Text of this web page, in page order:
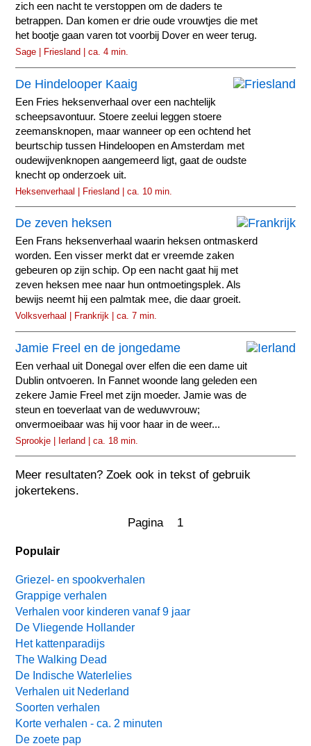
zich een nacht te verstoppen om de daders te
betrappen. Dan komen er drie oude vrouwtjes die met
het bootje gaan varen tot voorbij Dover en weer terug.
Sage | Friesland | ca. 4 min.
De Hindelooper Kaaig
Een Fries heksenverhaal over een nachtelijk
scheepsavontuur. Stoere zeelui leggen stoere
zeemansknopen, maar wanneer op een ochtend het
beurtschip tussen Hindeloopen en Amsterdam met
oudewijvenknopen aangemeerd ligt, gaat de oudste
knecht op onderzoek uit.
Heksenverhaal | Friesland | ca. 10 min.
De zeven heksen
Een Frans heksenverhaal waarin heksen ontmaskerd
worden. Een visser merkt dat er vreemde zaken
gebeuren op zijn schip. Op een nacht gaat hij met
zeven heksen mee naar hun ontmoetingsplek. Als
bewijs neemt hij een palmtak mee, die daar groeit.
Volksverhaal | Frankrijk | ca. 7 min.
Jamie Freel en de jongedame
Een verhaal uit Donegal over elfen die een dame uit
Dublin ontvoeren. In Fannet woonde lang geleden een
zekere Jamie Freel met zijn moeder. Jamie was de
steun en toeverlaat van de weduwvrouw;
onvermoeibaar was hij voor haar in de weer...
Sprookje | Ierland | ca. 18 min.
Meer resultaten? Zoek ook in tekst of gebruik
jokertekens.
Pagina 1
Populair
Griezel- en spookverhalen
Grappige verhalen
Verhalen voor kinderen vanaf 9 jaar
De Vliegende Hollander
Het kattenparadijs
The Walking Dead
De Indische Waterlelies
Verhalen uit Nederland
Soorten verhalen
Korte verhalen - ca. 2 minuten
De zoete pap